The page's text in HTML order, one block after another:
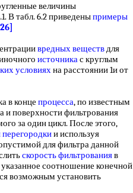
величины
В табл. 6.2 приведеныпримеры
вредных веществдля
источникас круглым
условияхна расстоянии 1и от
в конце процесса, по известным
поверхности фильтрования
за один цикл. После этого,
и используя
для фильтра данной
скорость фильтрованияв
соотношение конечной
возможным установить